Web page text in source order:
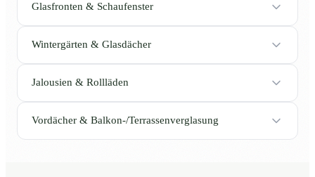
Glasfronten & Schaufenster
Wintergärten & Glasdächer
Jalousien & Rollläden
Vordächer & Balkon-/Terrassenverglasung